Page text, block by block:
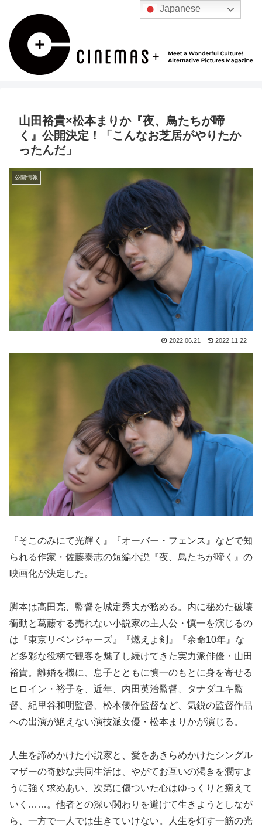
山田裕貴×松本まりか『夜、鳥たちが啼
く』公開決定！「こんなお芝居がやりたか
ったんだ」
公開情報
2022.06.21 2022.11.22
『そこのみにて光輝く』『オーバー・フェンス』などで知
られる作家・佐藤泰志の短編小説『夜、鳥たちが啼く』の
映画化が決定した。
脚本は高田亮、監督を城定秀夫が務める。内に秘めた破壊
衝動と葛藤する売れない小説家の主人公・慎一を演じるの
は『東京リベンジャーズ』『燃えよ剣』『余命10年』な
ど多彩な役柄で観客を魅了し続けてきた実力派俳優・山田
裕貴。離婚を機に、息子とともに慎一のもとに身を寄せる
ヒロイン・裕子を、近年、内田英治監督、タナダユキ監
督、紀里谷和明監督、松本優作監督など、気鋭の監督作品
への出演が絶えない演技派女優・松本まりかが演じる。
人生を諦めかけた小説家と、愛をあきらめかけたシングル
マザーの奇妙な共同生活は、やがてお互いの渇きを潤すよ
うに強く求めあい、次第に傷ついた心はゆっくりと癒えて
いく……。他者との深い関わりを避けて生きようとしなが
ら、一方で一人では生きていけない。人生を灯す一筋の光
Japanese